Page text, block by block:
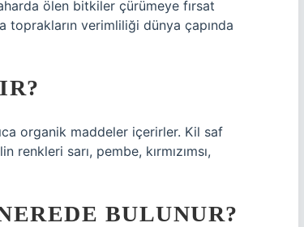
ölen bitkiler çürümeye fırsat
toprakların verimliliği dünya çapında
organik maddeler içerirler. Kil saf
renkleri sarı, pembe, kırmızımsı,
BULUNUR?